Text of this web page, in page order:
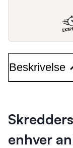
Beskrivelse
enhver